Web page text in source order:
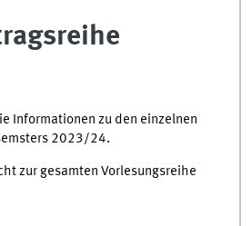
Informationen zu den einzelnen
2023/24.
zur gesamten Vorlesungsreihe